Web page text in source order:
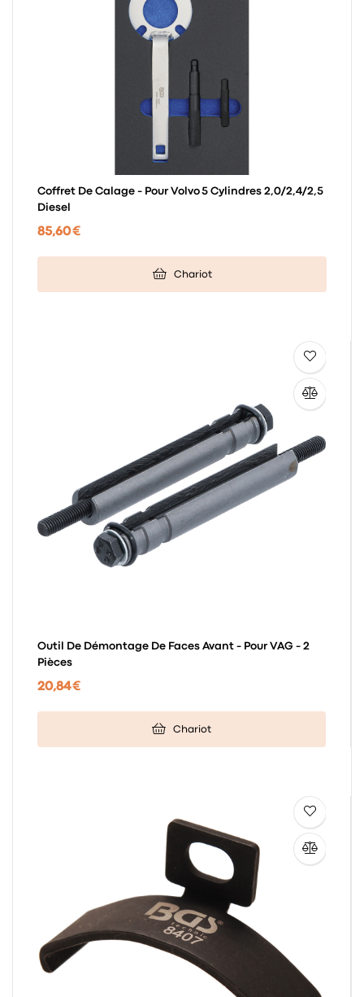
Coffret De Calage - Pour Volvo 5 Cylindres 2,0/2,4/2,5
Diesel
85,60 €
Chariot
Outil De Démontage De Faces Avant - Pour VAG - 2
Pièces
20,84 €
Chariot